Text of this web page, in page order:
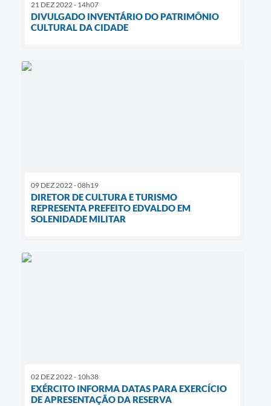
21 DEZ 2022 - 14h07
DIVULGADO INVENTÁRIO DO PATRIMÔNIO
CULTURAL DA CIDADE
09 DEZ 2022 - 08h19
DIRETOR DE CULTURA E TURISMO
REPRESENTA PREFEITO EDVALDO EM
SOLENIDADE MILITAR
02 DEZ 2022 - 10h38
EXÉRCITO INFORMA DATAS PARA EXERCÍCIO
DE APRESENTAÇÃO DA RESERVA